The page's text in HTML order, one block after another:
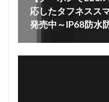
応したタフネスス
発売中～IP68防水